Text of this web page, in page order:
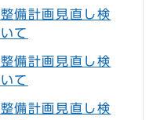
備計画見直し検
て
備計画見直し検
て
備計画見直し検